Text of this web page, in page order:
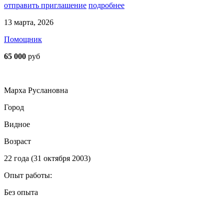
отправить приглашение подробнее
13 марта, 2026
Помощник
65 000 руб
Марха Руслановна
Город
Видное
Возраст
22 года (31 октября 2003)
Опыт работы:
Без опыта